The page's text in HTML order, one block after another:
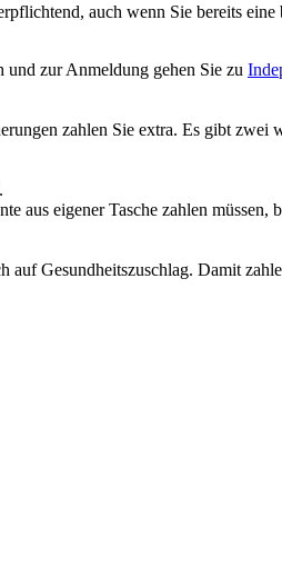
auch wenn Sie bereits eine
und zur Anmeldung gehen Sie zu
zahlen Sie extra. Es gibt
eigener Tasche zahlen
Gesundheitszuschlag. Damit